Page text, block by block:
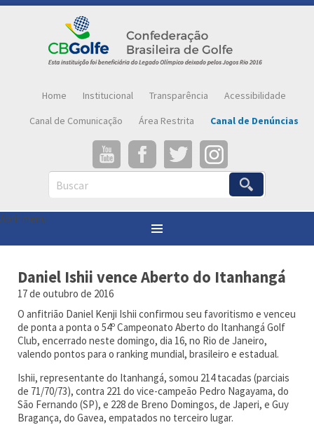
Home Institucional Transparência
Acessibilidade
Canal de Comunicação
Área Restrita Canal de Denúncias
Buscar
Abrir menu
Você está aqui: Notícias
Daniel Ishii vence Aberto do Itanhangá
Daniel Ishii vence Aberto do Itanhangá
17 de outubro de 2016
O anfitrião Daniel Kenji Ishii confirmou seu favoritismo e venceu
de ponta a ponta o 54º Campeonato Aberto do Itanhangá Golf
Club, encerrado neste domingo, dia 16, no Rio de Janeiro,
valendo pontos para o ranking mundial, brasileiro e estadual.
Ishii, representante do Itanhangá, somou 214 tacadas (parciais
de 71/70/73), contra 221 do vice-campeão Pedro Nagayama, do
São Fernando (SP), e 228 de Breno Domingos, de Japeri, e Guy
Bragança, do Gavea, empatados no terceiro lugar.